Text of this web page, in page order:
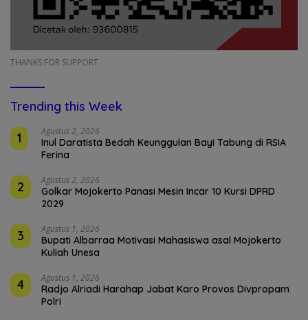
THANKS FOR SUPPORT
Trending this Week
1
Agustus 2, 2026
Inul Daratista Bedah Keunggulan Bayi Tabung di RSIA
Ferina
2 Agustus 2, 2026
Golkar Mojokerto Panasi Mesin Incar 10 Kursi DPRD
2029
3 Agustus 1, 2026
Bupati Albarraa Motivasi Mahasiswa asal Mojokerto
Kuliah Unesa
4 Agustus 1, 2026
Radjo Alriadi Harahap Jabat Karo Provos Divpropam
Polri